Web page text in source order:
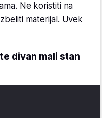
Ne koristiti na
materijal. Uvek
divan mali stan